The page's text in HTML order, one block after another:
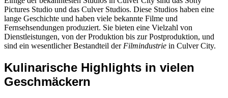
Pictures Studio und das Culver Studios. Diese Studios haben eine
lange Geschichte und haben viele bekannte Filme und
Fernsehsendungen produziert. Sie bieten eine Vielzahl von
Dienstleistungen, von der Produktion bis zur Postproduktion, und
sind ein wesentlicher Bestandteil der Filmindustrie in Culver City.
Kulinarische Highlights in vielen
Geschmäckern